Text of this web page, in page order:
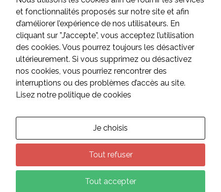
Du lundi au jeudi
de 8h à 12h et de 13h à 17h
Le vendredi
de 8h à 12h et de 13h à 16h
Samedi et dimanche
fermé
CONTACT
Suivez-nous sur les réseaux :
et fonctionnalités proposés sur notre site et afin
d’améliorer l’expérience de nos utilisateurs. En
cliquant sur ”J’accepte”, vous acceptez l’utilisation
des cookies. Vous pourrez toujours les désactiver
ultérieurement. Si vous supprimez ou désactivez
nos cookies, vous pourriez rencontrer des
interruptions ou des problèmes d’accès au site.
Lisez notre politique de cookies
Je choisis
Tout refuser
Tout accepter
de notre site
internet.
Statistiques
Afin de vous
proposer des
évolutions et
d'établir des
nous utilisons
Analytics pour
l'établissement
statistiques.